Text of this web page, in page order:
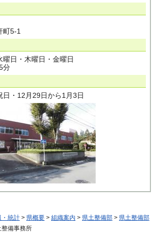
町5-1
曜日・木曜日・金曜日
分
日・12月29日から1月3日
・統計 > 県概要 > 組織案内 > 県土整備部 > 県土整備部
備事務所